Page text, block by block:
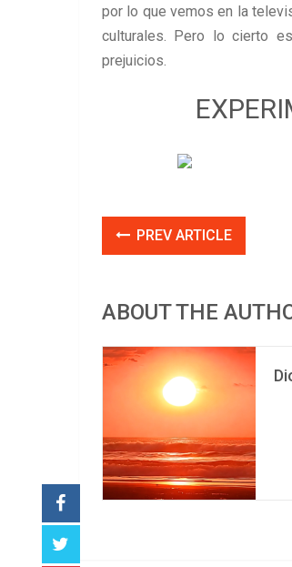
por lo que vemos en la
culturales. Pero lo cierto
prejuicios.
PREV ARTICLE
ABOUT THE